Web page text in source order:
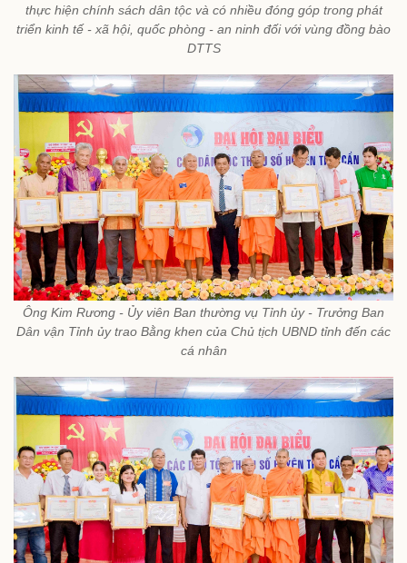
thực hiện chính sách dân tộc và có nhiều đóng góp trong phát
triển kinh tế - xã hội, quốc phòng - an ninh đối với vùng đồng bào
DTTS
Ông Kim Rương - Ủy viên Ban thường vụ Tỉnh ủy - Trưởng Ban
Dân vận Tỉnh ủy trao Bằng khen của Chủ tịch UBND tỉnh đến các
cá nhân